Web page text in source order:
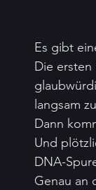
Es gibt
Die
langsam
Dann
Und
DNA-
Genau an